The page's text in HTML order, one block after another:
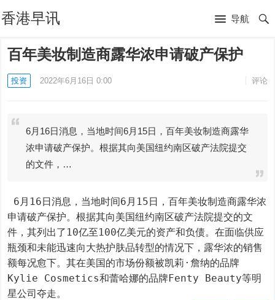
香港早讯 导航
百年美妆制造商露华浓申请破产保护
投资 2022年6月16日 0:00 评论
6月16日消息，当地时间6月15日，百年美妆制造商露华
浓申请破产保护。根据其向美国纽约南区破产法院提交
的文件，…
申请破产保护。根据其向美国纽约南区破产法院提交的文
件，其列出了10亿至100亿美元的资产和负债。在面临供应
瓶颈和未能迅速向大热护肤品转型的情况下，露华浓的销售
额每况愈下。其在美国的市场份额被凯莉·詹纳的品牌
Kylie Cosmetics和蕾哈娜的品牌Fenty Beauty等明
星公司夺走。